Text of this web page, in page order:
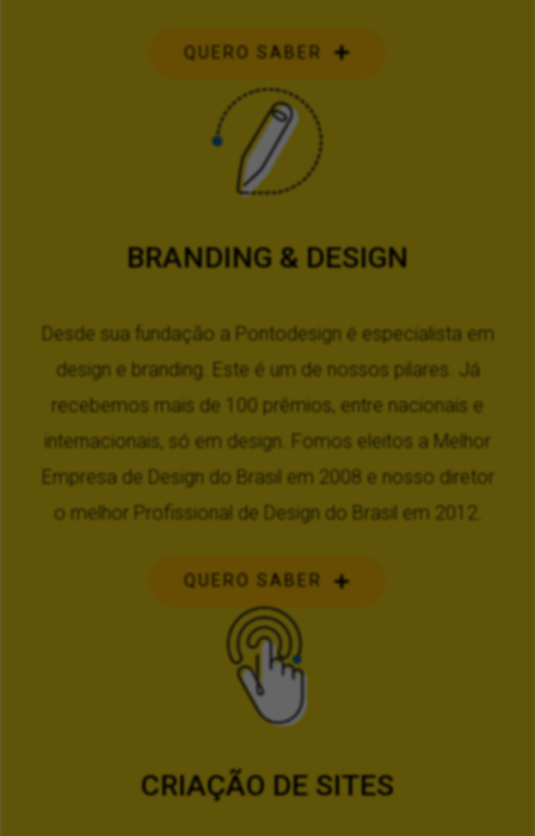
QUERO SABER
BRANDING & DESIGN
Desde sua fundação a Pontodesign é especialista em
design e branding. Este é um de nossos pilares. Já
recebemos mais de 100 prêmios, entre nacionais e
internacionais, só em design. Fomos eleitos a Melhor
Empresa de Design do Brasil em 2008 e nosso diretor
o melhor Profissional de Design do Brasil em 2012.
QUERO SABER
CRIAÇÃO DE SITES